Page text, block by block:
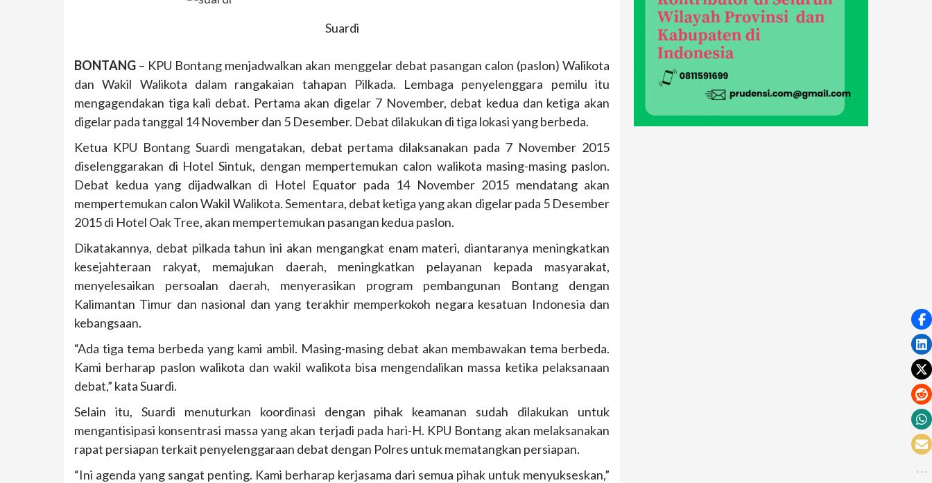
Suardi
BONTANG – KPU Bontang menjadwalkan akan menggelar debat pasangan calon (paslon) Walikota
dan Wakil Walikota dalam rangakaian tahapan Pilkada. Lembaga penyelenggara pemilu itu
mengagendakan tiga kali debat. Pertama akan digelar 7 November, debat kedua dan ketiga akan
digelar pada tanggal 14 November dan 5 Desember. Debat dilakukan di tiga lokasi yang berbeda.
Ketua KPU Bontang Suardi mengatakan, debat pertama dilaksanakan pada 7 November 2015
diselenggarakan di Hotel Sintuk, dengan mempertemukan calon walikota masing-masing paslon.
Debat kedua yang dijadwalkan di Hotel Equator pada 14 November 2015 mendatang akan
mempertemukan calon Wakil Walikota. Sementara, debat ketiga yang akan digelar pada 5 Desember
2015 di Hotel Oak Tree, akan mempertemukan pasangan kedua paslon.
Dikatakannya, debat pilkada tahun ini akan mengangkat enam materi, diantaranya meningkatkan
kesejahteraan rakyat, memajukan daerah, meningkatkan pelayanan kepada masyarakat,
menyelesaikan persoalan daerah, menyerasikan program pembangunan Bontang dengan
Kalimantan Timur dan nasional dan yang terakhir memperkokoh negara kesatuan Indonesia dan
kebangsaan.
“Ada tiga tema berbeda yang kami ambil. Masing-masing debat akan membawakan tema berbeda.
Kami berharap paslon walikota dan wakil walikota bisa mengendalikan massa ketika pelaksanaan
debat,” kata Suardi.
Selain itu, Suardi menuturkan koordinasi dengan pihak keamanan sudah dilakukan untuk
mengantisipasi konsentrasi massa yang akan terjadi pada hari-H. KPU Bontang akan melaksanakan
rapat persiapan terkait penyelenggaraan debat dengan Polres untuk mematangkan persiapan.
“Ini agenda yang sangat penting. Kami berharap kerjasama dari semua pihak untuk menyukseskan,”